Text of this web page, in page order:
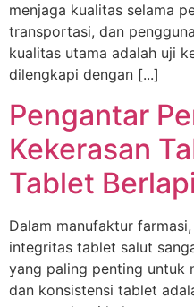
menjaga kualitas selama
transportasi, dan
kualitas utama adalah uji
dilengkapi dengan [...]
Pengantar
Kekerasan
Tablet
Dalam manufaktur
integritas tablet salut
yang paling penting untuk
dan konsistensi tablet